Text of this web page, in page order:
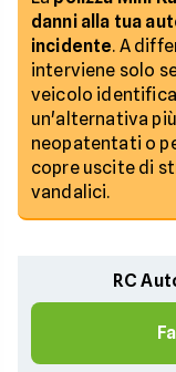
danni alla tua
incidente. A
interviene solo
veicolo
un'alternativa
neopatentati o
copre uscite di
vandalici.
RC